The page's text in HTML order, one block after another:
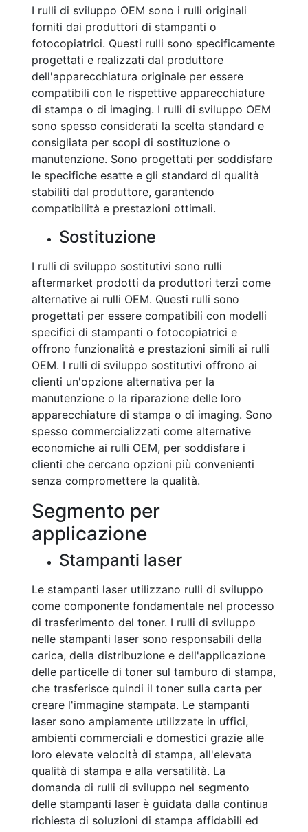
I rulli di sviluppo OEM sono i rulli originali
forniti dai produttori di stampanti o
fotocopiatrici. Questi rulli sono specificamente
progettati e realizzati dal produttore
dell'apparecchiatura originale per essere
compatibili con le rispettive apparecchiature
di stampa o di imaging. I rulli di sviluppo OEM
sono spesso considerati la scelta standard e
consigliata per scopi di sostituzione o
manutenzione. Sono progettati per soddisfare
le specifiche esatte e gli standard di qualità
stabiliti dal produttore, garantendo
compatibilità e prestazioni ottimali.
Sostituzione
I rulli di sviluppo sostitutivi sono rulli
aftermarket prodotti da produttori terzi come
alternative ai rulli OEM. Questi rulli sono
progettati per essere compatibili con modelli
specifici di stampanti o fotocopiatrici e
offrono funzionalità e prestazioni simili ai rulli
OEM. I rulli di sviluppo sostitutivi offrono ai
clienti un'opzione alternativa per la
manutenzione o la riparazione delle loro
apparecchiature di stampa o di imaging. Sono
spesso commercializzati come alternative
economiche ai rulli OEM, per soddisfare i
clienti che cercano opzioni più convenienti
senza compromettere la qualità.
Segmento per
applicazione
Stampanti laser
Le stampanti laser utilizzano rulli di sviluppo
come componente fondamentale nel processo
di trasferimento del toner. I rulli di sviluppo
nelle stampanti laser sono responsabili della
carica, della distribuzione e dell'applicazione
delle particelle di toner sul tamburo di stampa,
che trasferisce quindi il toner sulla carta per
creare l'immagine stampata. Le stampanti
laser sono ampiamente utilizzate in uffici,
ambienti commerciali e domestici grazie alle
loro elevate velocità di stampa, all'elevata
qualità di stampa e alla versatilità. La
domanda di rulli di sviluppo nel segmento
delle stampanti laser è guidata dalla continua
richiesta di soluzioni di stampa affidabili ed